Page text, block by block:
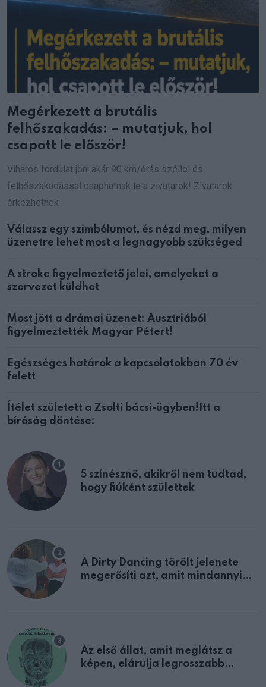
Megérkezett a brutális
felhőszakadás: – mutatjuk, hol
csapott le először!
Viharos fordulat jön: akár 90 km/órás széllel és
felhőszakadással csaphatnak le a zivatarok! Zivatarok
érkezhetnek
Válassz egy szimbólumot, és nézd meg, milyen
üzenetre lehet most a legnagyobb szükséged
A stroke figyelmeztető jelei, amelyeket a
szervezet küldhet
Most jött a drámai üzenet: Ausztriából
figyelmeztették Magyar Pétert!
Egészséges határok a kapcsolatokban 70 év
felett
Ítélet született a Zsolti bácsi-ügyben!Itt a
bíróság döntése:
5 színésznő, akikről nem tudtad,
hogy fiúként születtek
A Dirty Dancing törölt jelenete
megerősíti azt, amit mindannyian
Az első állat, amit meglátsz a
képen, elárulja legrosszabb